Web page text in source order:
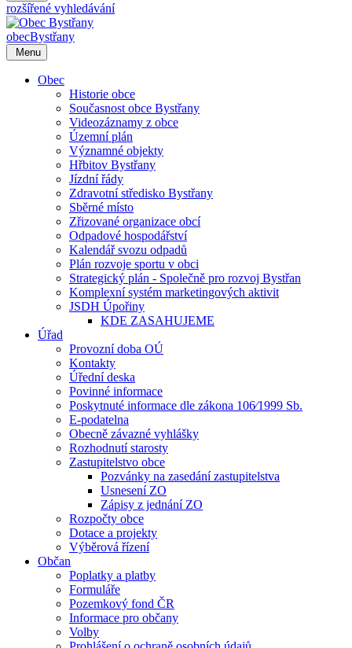
rozšířené vyhledávání
obecBystřany
Menu
Obec
Historie obce
Současnost obce Bystřany
Videozáznamy z obce
Územní plán
Významné objekty
Hřbitov Bystřany
Jízdní řády
Zdravotní středisko Bystřany
Sběrné místo
Zřizované organizace obcí
Odpadové hospodářství
Kalendář svozu odpadů
Plán rozvoje sportu v obci
Strategický plán - Společně pro rozvoj Bystřan
Komplexní systém marketingových aktivit
JSDH Úpořiny
KDE ZASAHUJEME
Úřad
Provozní doba OÚ
Kontakty
Úřední deska
Povinné informace
Poskytnuté informace dle zákona 106⁄1999 Sb.
E-podatelna
Obecně závazné vyhlášky
Rozhodnutí starosty
Zastupitelstvo obce
Pozvánky na zasedání zastupitelstva
Usnesení ZO
Zápisy z jednání ZO
Rozpočty obce
Dotace a projekty
Výběrová řízení
Občan
Poplatky a platby
Formuláře
Pozemkový fond ČR
Informace pro občany
Volby